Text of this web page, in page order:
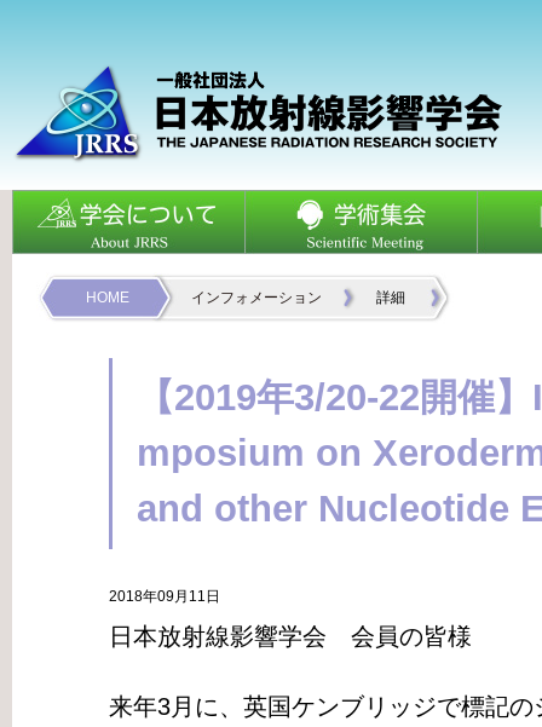
HOME インフォメーション 詳細
【2019年3/20-22開催
mposium on
and other Nucleotide
2018年09月11日
日本放射線影響学会 会員の皆様
来年3月に、英国ケンブリッジで標記